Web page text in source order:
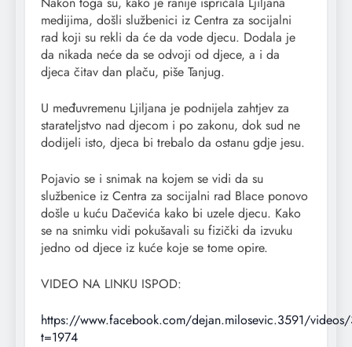
medijima, došli službenici iz Centra za socijalni
rad koji su rekli da će da vode djecu. Dodala je
da nikada neće da se odvoji od djece, a i da
djeca čitav dan plaču, piše Tanjug.
U međuvremenu Ljiljana je podnijela zahtjev za
starateljstvo nad djecom i po zakonu, dok sud ne
dodijeli isto, djeca bi trebalo da ostanu gdje jesu.
Pojavio se i snimak na kojem se vidi da su
službenice iz Centra za socijalni rad Blace ponovo
došle u kuću Dačevića kako bi uzele djecu. Kako
se na snimku vidi pokušavali su fizički da izvuku
jedno od djece iz kuće koje se tome opire.
VIDEO NA LINKU ISPOD:
https://www.facebook.com/dejan.milosevic.3591/
t=1974